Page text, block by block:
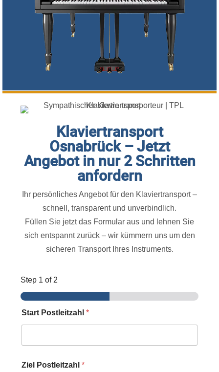
Klaviertransport
Osnabrück – Jetzt
Angebot in nur 2 Schritten
anfordern
Ihr persönliches Angebot für den Klaviertransport –
schnell, transparent und unverbindlich.
Füllen Sie jetzt das Formular aus und lehnen Sie
sich entspannt zurück – wir kümmern uns um den
sicheren Transport Ihres Instruments.
Step 1 of 2
Start Postleitzahl*
Ziel Postleitzahl*